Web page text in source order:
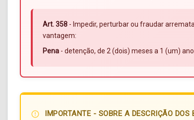
Art. 358 - Impedir, perturbar ou fraudar
vantagem:
Pena - detenção, de 2 (dois) meses a 1 (um)
error_outline IMPORTANTE - SOBRE A DESCRIÇÃO DOS